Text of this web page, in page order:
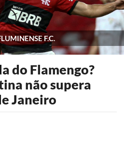
F.C.
do Flamengo?
não supera
Janeiro